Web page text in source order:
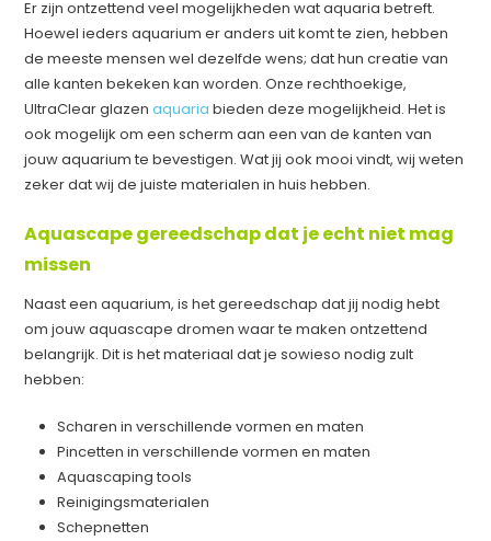
Er zijn ontzettend veel mogelijkheden wat aquaria betreft.
Hoewel ieders aquarium er anders uit komt te zien, hebben
de meeste mensen wel dezelfde wens; dat hun creatie van
alle kanten bekeken kan worden. Onze rechthoekige,
UltraClear glazenaquariabieden deze mogelijkheid. Het is
ook mogelijk om een scherm aan een van de kanten van
jouw aquarium te bevestigen. Wat jij ook mooi vindt, wij weten
zeker dat wij de juiste materialen in huis hebben.
Aquascape gereedschap dat je echt niet mag
missen
Naast een aquarium, is het gereedschap dat jij nodig hebt
om jouw aquascape dromen waar te maken ontzettend
belangrijk. Dit is het materiaal dat je sowieso nodig zult
hebben:
Scharen in verschillende vormen en maten
Pincetten in verschillende vormen en maten
Aquascaping tools
Reinigingsmaterialen
Schepnetten